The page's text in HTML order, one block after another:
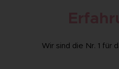
Wir sind die Nr. 1 für